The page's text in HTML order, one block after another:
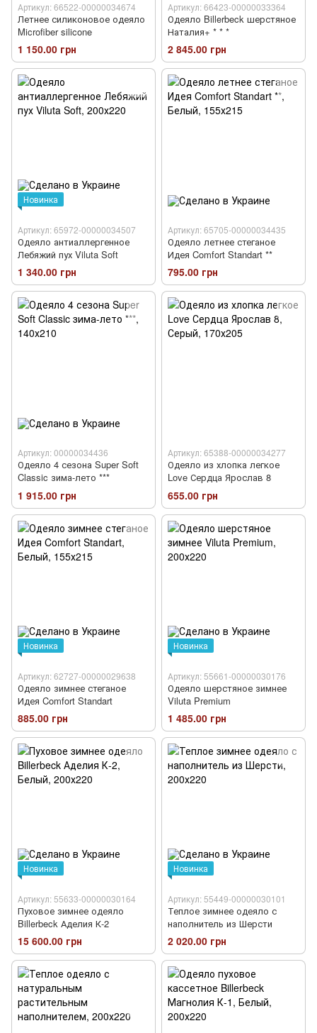
Артикул: 66522-00000034674
Летнее силиконовое одеяло
Microfiber silicone
1 150.00 грн
Артикул: 66423-00000033364
Одеяло Billerbeck шерстяное
Наталия+ * * *
2 845.00 грн
Новинка
Артикул: 65972-00000034507
Одеяло антиаллергенное
Лебяжий пух Viluta Soft
1 340.00 грн
Артикул: 65705-00000034435
Одеяло летнее стеганое
Идея Comfort Standart **
795.00 грн
Артикул: 00000034436
Одеяло 4 сезона Super Soft
Classic зима-лето ***
1 915.00 грн
Артикул: 65388-00000034277
Одеяло из хлопка легкое
Love Сердца Ярослав 8
655.00 грн
Новинка
Артикул: 62727-00000029638
Одеяло зимнее стеганое
Идея Comfort Standart
885.00 грн
Новинка
Артикул: 55661-00000030176
Одеяло шерстяное зимнее
Viluta Premium
1 485.00 грн
Новинка
Артикул: 55633-00000030164
Пуховое зимнее одеяло
Billerbeck Аделия К-2
15 600.00 грн
Новинка
Артикул: 55449-00000030101
Теплое зимнее одеяло с
наполнитель из Шерсти
2 020.00 грн